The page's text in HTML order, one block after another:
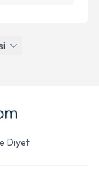
Diyet